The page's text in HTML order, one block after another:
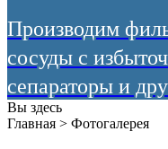
Производим
сосуды с
сепараторы и
Вы здесь
Главная > Фотогалерея